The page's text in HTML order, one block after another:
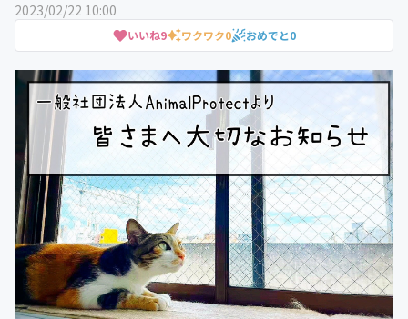
2023/02/22 10:00
いいね9 ワクワク0 おめでと0